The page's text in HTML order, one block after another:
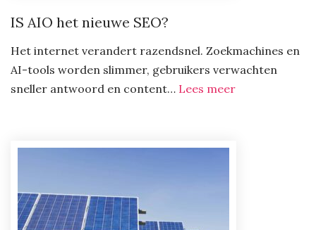
IS AIO het nieuwe SEO?
Het internet verandert razendsnel. Zoekmachines en
AI-tools worden slimmer, gebruikers verwachten
sneller antwoord en content… Lees meer: